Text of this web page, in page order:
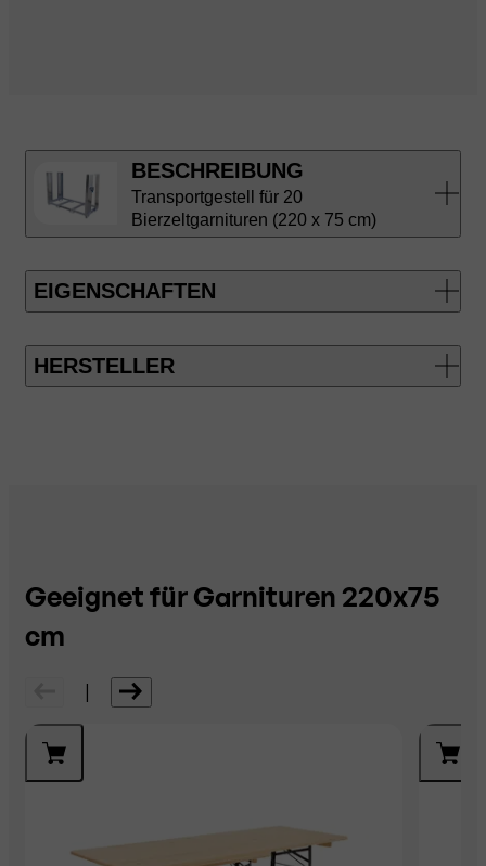
BESCHREIBUNG
Transportgestell für 20
Bierzeltgarnituren (220 x 75 cm)
EIGENSCHAFTEN
HERSTELLER
Geeignet für Garnituren 220x75
cm
|